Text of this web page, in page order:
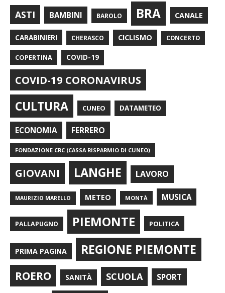
ASTI BAMBINI BAROLO BRA CANALE
CARABINIERI CHERASCO CICLISMO CONCERTO
COPERTINA COVID-19
COVID-19 CORONAVIRUS
CULTURA CUNEO DATAMETEO
ECONOMIA FERRERO
FONDAZIONE CRC (CASSA RISPARMIO DI CUNEO)
GIOVANI LANGHE LAVORO
MAURIZIO MARELLO METEO MONTÀ MUSICA
PALLAPUGNO PIEMONTE POLITICA
PRIMA PAGINA REGIONE PIEMONTE
ROERO SANITÀ SCUOLA SPORT